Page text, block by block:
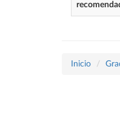
Inicio